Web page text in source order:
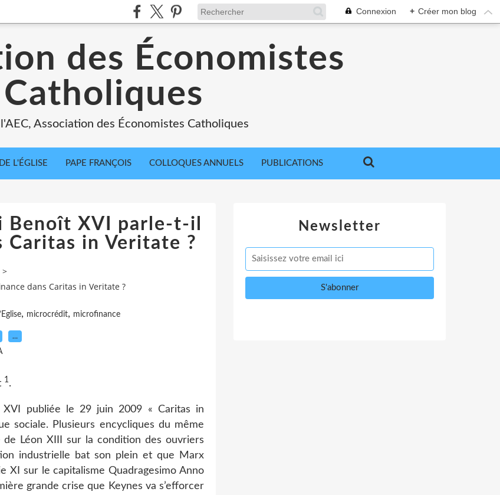
Connexion + Créer mon blog
des Économistes
Catholiques
Association des Économistes Catholiques
L'ÉGLISE PAPE FRANÇOIS COLLOQUES ANNUELS PUBLICATIONS
Benoît XVI parle-t-il
Caritas in Veritate ?
>
dans Caritas in Veritate ?
, microcrédit, microfinance
…
1.
publiée le 29 juin 2009 « Caritas in
sociale. Plusieurs encycliques du même
de Léon XIII sur la condition des ouvriers
industrielle bat son plein et que Marx
XI sur le capitalisme Quadragesimo Anno
grande crise que Keynes va s’efforcer
Newsletter